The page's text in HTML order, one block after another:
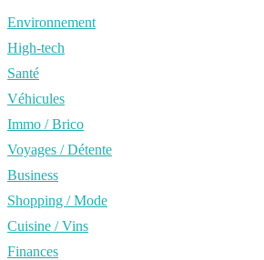
Environnement
High-tech
Santé
Véhicules
Immo / Brico
Voyages / Détente
Business
Shopping / Mode
Cuisine / Vins
Finances